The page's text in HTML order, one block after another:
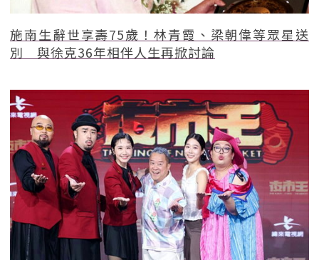
施南生辭世享壽75歲！林青霞、梁朝偉等眾星送
別 與徐克36年相伴人生再掀討論